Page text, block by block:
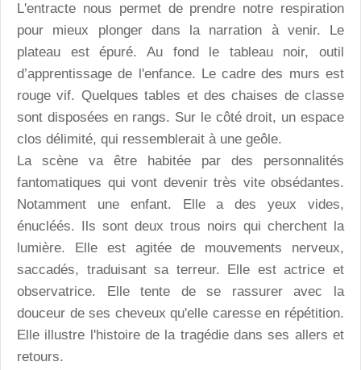
L'entracte nous permet de prendre notre respiration
pour mieux plonger dans la narration à venir. Le
plateau est épuré. Au fond le tableau noir, outil
d’apprentissage de l'enfance. Le cadre des murs est
rouge vif. Quelques tables et des chaises de classe
sont disposées en rangs. Sur le côté droit, un espace
clos délimité, qui ressemblerait à une geôle.
La scène va être habitée par des personnalités
fantomatiques qui vont devenir très vite obsédantes.
Notamment une enfant. Elle a des yeux vides,
énucléés. Ils sont deux trous noirs qui cherchent la
lumière. Elle est agitée de mouvements nerveux,
saccadés, traduisant sa terreur. Elle est actrice et
observatrice. Elle tente de se rassurer avec la
douceur de ses cheveux qu'elle caresse en répétition.
Elle illustre l'histoire de la tragédie dans ses allers et
retours.